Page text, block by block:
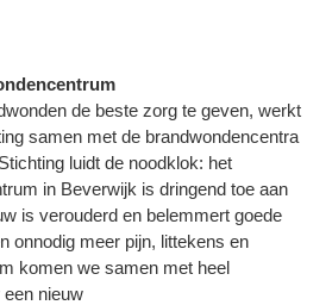
de beste zorg te geven, werkt
samen met de brandwondencentra
luidt de noodklok: het
in Beverwijk is dringend toe aan
is verouderd en belemmert goede
onnodig meer pijn, littekens en
komen we samen met heel
nieuw